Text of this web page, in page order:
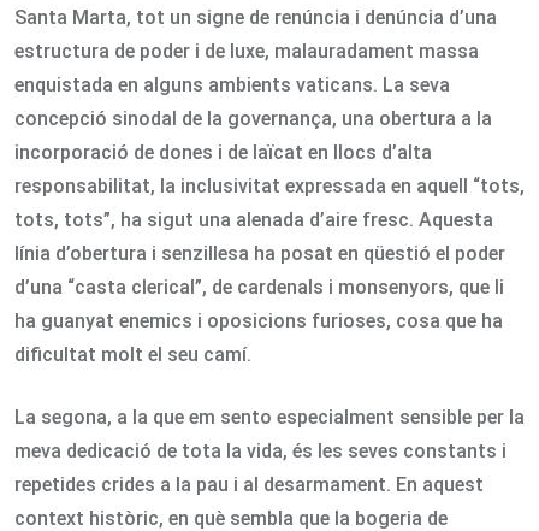
Santa Marta, tot un signe de renúncia i denúncia d’una
estructura de poder i de luxe, malauradament massa
enquistada en alguns ambients vaticans. La seva
concepció sinodal de la governança, una obertura a la
incorporació de dones i de laïcat en llocs d’alta
responsabilitat, la inclusivitat expressada en aquell “tots,
tots, tots”, ha sigut una alenada d’aire fresc. Aquesta
línia d’obertura i senzillesa ha posat en qüestió el poder
d’una “casta clerical”, de cardenals i monsenyors, que li
ha guanyat enemics i oposicions furioses, cosa que ha
dificultat molt el seu camí.
La segona, a la que em sento especialment sensible per la
meva dedicació de tota la vida, és les seves constants i
repetides crides a la pau i al desarmament. En aquest
context històric, en què sembla que la bogeria de